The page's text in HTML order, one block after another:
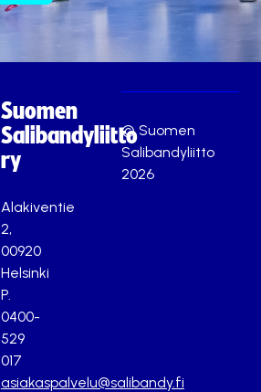
Suomen
Salibandyliitto
ry
Alakiventie
2,
00920
Helsinki
P.
0400-
529
017
asiakaspalvelu@salibandy.fi
© Suomen
Salibandyliitto
2026